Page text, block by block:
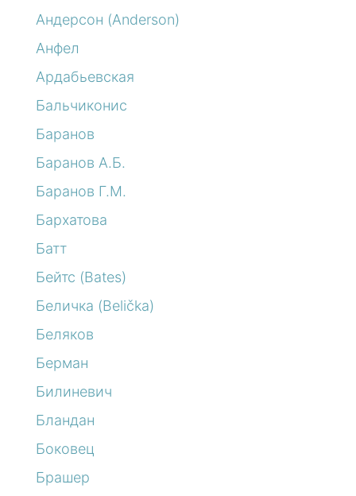
Андерсон (Anderson)
Анфел
Ардабьевская
Бальчиконис
Баранов
Баранов А.Б.
Баранов Г.М.
Бархатова
Батт
Бейтс (Bates)
Беличка (Belička)
Беляков
Берман
Билиневич
Бландан
Боковец
Брашер